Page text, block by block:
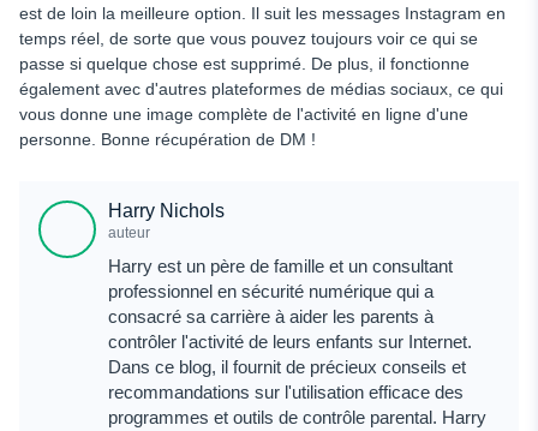
est de loin la meilleure option. Il suit les messages Instagram en
temps réel, de sorte que vous pouvez toujours voir ce qui se
passe si quelque chose est supprimé. De plus, il fonctionne
également avec d'autres plateformes de médias sociaux, ce qui
vous donne une image complète de l'activité en ligne d'une
personne. Bonne récupération de DM !
Harry Nichols
auteur
Harry est un père de famille et un consultant
professionnel en sécurité numérique qui a
consacré sa carrière à aider les parents à
contrôler l'activité de leurs enfants sur Internet.
Dans ce blog, il fournit de précieux conseils et
recommandations sur l'utilisation efficace des
programmes et outils de contrôle parental. Harry